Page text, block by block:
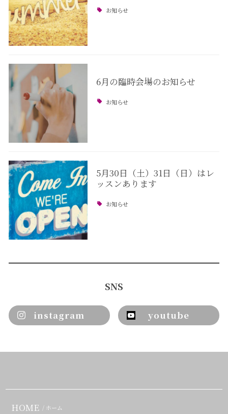
お知らせ
6月の臨時会場のお知らせ
お知らせ
5月30日（土）31日（日）はレ
ッスンあります
お知らせ
SNS
instagram youtube
HOME / ホーム